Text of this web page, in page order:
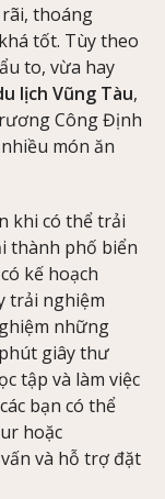
thoáng
tốt. Tùy theo
to, vừa hay
lịch Vũng Tàu,
Công Định
món ăn
khi có thể trải
thành phố biển
kế hoạch
trải nghiệm
những
giây thư
tập và làm việc
bạn có thể
hoặc
và hỗ trợ đặt